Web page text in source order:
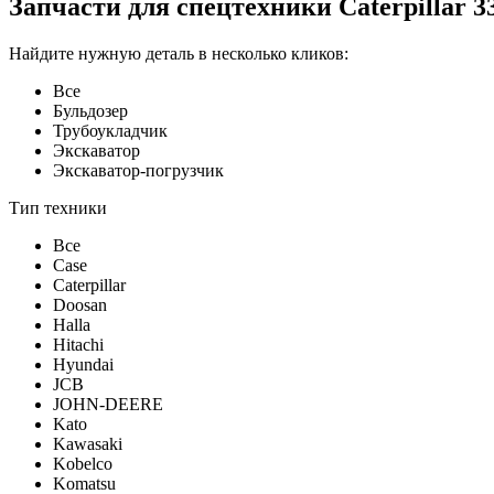
Запчасти для спецтехники Caterpillar
Найдите нужную деталь в несколько кликов:
Все
Бульдозер
Трубоукладчик
Экскаватор
Экскаватор-погрузчик
Тип техники
Все
Case
Caterpillar
Doosan
Halla
Hitachi
Hyundai
JCB
JOHN-DEERE
Kato
Kawasaki
Kobelco
Komatsu